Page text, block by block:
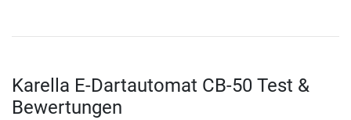
Karella E-Dartautomat CB-50 Test &
Bewertungen